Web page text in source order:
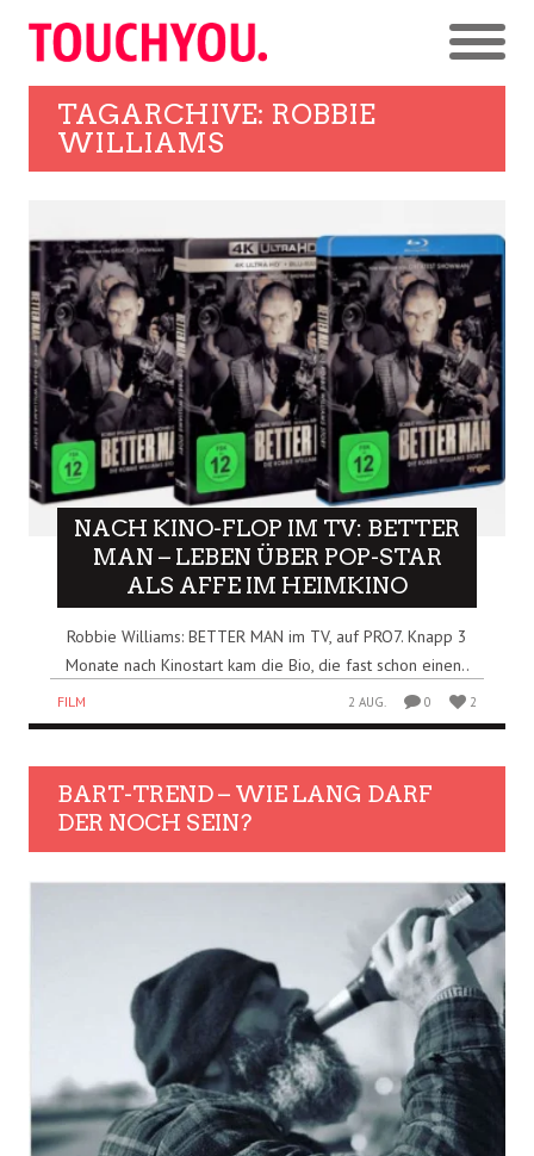
TAGARCHIVE: ROBBIE
WILLIAMS
NACH KINO-FLOP IM TV: BETTER
MAN – LEBEN ÜBER POP-STAR
ALS AFFE IM HEIMKINO
Robbie Williams: BETTER MAN im TV, auf PRO7. Knapp 3
Monate nach Kinostart kam die Bio, die fast schon einen..
FILM 2 AUG. 0 2
BART-TREND – WIE LANG DARF
DER NOCH SEIN?